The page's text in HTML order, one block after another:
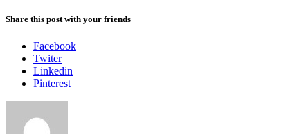
Share this post with your friends
Facebook
Twiter
Linkedin
Pinterest